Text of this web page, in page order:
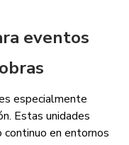
eventos
especialmente
Estas unidades
en entornos